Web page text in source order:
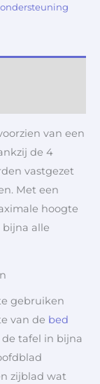
van een
de 4
vastgezet
Met een
hoogte
bijna alle
gebruiken
van de bed
tafel in bijna
zijblad wat